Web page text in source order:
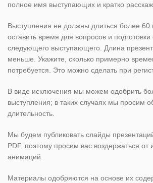
полное имя выступающих и кратко
Выступления не должны длиться более 60
оставить время для вопросов и
следующего выступающего. Длина
меньше. Укажите, сколько примерно
потребуется. Это можно сделать при
В виде исключения мы можем одобрить
выступления; в таких случаях мы просим
длительность.
Мы будем публиковать слайды
PDF, поэтому просим вас воздержаться от
анимаций.
Материалы одобряются на основе их